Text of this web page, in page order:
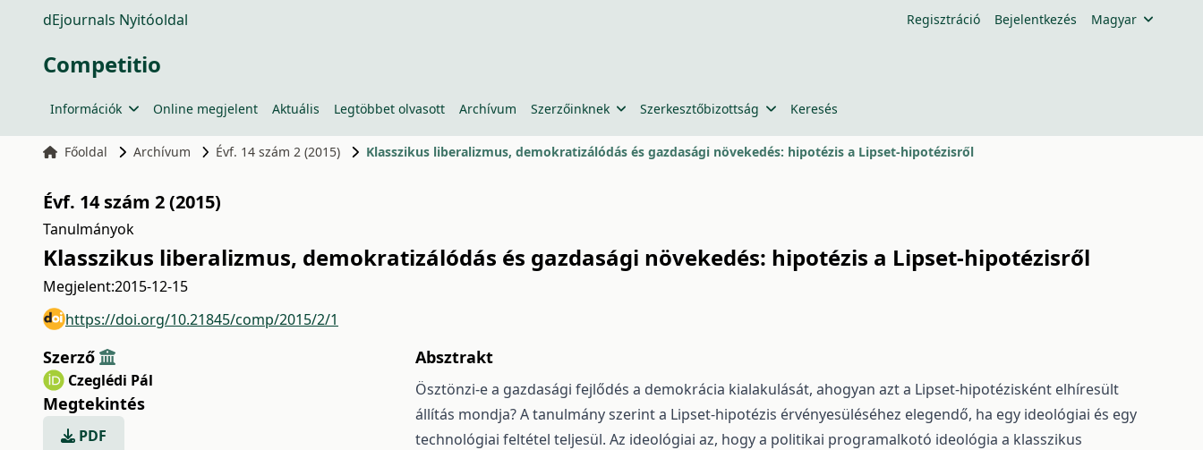
dEjournals Nyitóoldal Regisztráció Bejelentkezés Magyar
Competitio
Információk Online megjelent Aktuális Legtöbbet olvasott Archívum Szerzőinknek Szerkesztőbizottság Keresés
Főoldal Archívum Évf. 14 szám 2 (2015) Klasszikus liberalizmus, demokratizálódás és gazdasági növekedés: hipotézis a Lipset-hipotézisről
Évf. 14 szám 2 (2015)
Tanulmányok
Klasszikus liberalizmus, demokratizálódás és gazdasági növekedés: hipotézis a Lipset-hipotézisről
Megjelent:2015-12-15
https://doi.org/10.21845/comp/2015/2/1
Szerző
Czeglédi Pál
Megtekintés
PDF
Absztrakt
Ösztönzi-e a gazdasági fejlődés a demokrácia kialakulását, ahogyan azt a Lipset-hipotézisként elhíresült
állítás mondja? A tanulmány szerint a Lipset-hipotézis érvényesüléséhez elegendő, ha egy ideológiai és egy
technológiai feltétel teljesül. Az ideológiai az, hogy a politikai programalkotó ideológia a klasszikus